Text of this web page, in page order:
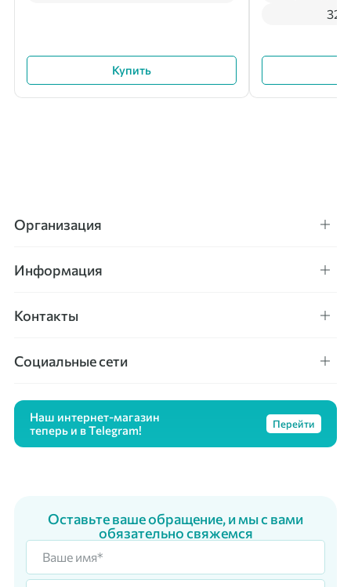
Купить
Организация
Информация
Контакты
Социальные сети
Наш интернет-магазин
теперь и в Telegram!
Перейти
Оставьте ваше обращение, и мы с вами
обязательно свяжемся